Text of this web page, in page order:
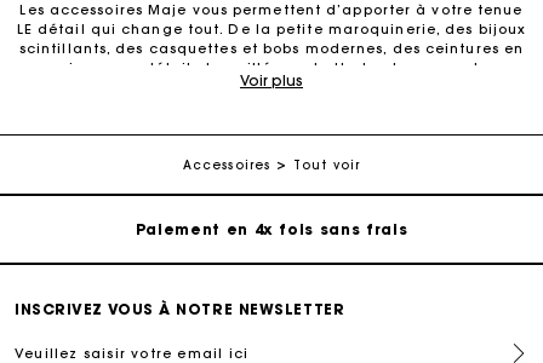
Les accessoires Maje vous permettent d’apporter à votre tenue
LE détail qui change tout. De la petite maroquinerie, des bijoux
scintillants, des casquettes et bobs modernes, des ceintures en
cuir ou aux détails travaillés pochette tendance, porte-
téléphone élégant, ceinture en cuir… Juste un détail, mais qui
style parfait. Découvrez aussi toute la collection de bijoux
a su s’imposer comme un must-have, une pièce iconique à
cartes, porte-monnaie, pochettes, pochettes à lunettes, porte-
lipstick, porte-bouteille : la petite maroquinerie n'oublie rien ni
personne. Pour une occasion spéciale ou pour se faire plaisir,
Découvrez aussi notre sélection de lunettes de soleil, parfaites
Voir plus
Accessoires Tout voir
Carte Cadeau Maje : la meilleure façon d'offrir le
cadeau parfait
Livraison à domicile offerte sous 2 à 3 jours ouvrés.
INSCRIVEZ VOUS À NOTRE NEWSLETTER
Veuillez saisir votre email ici